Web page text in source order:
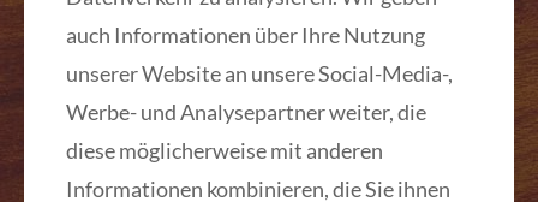
auch Informationen über Ihre Nutzung
unserer Website an unsere Social-Media-,
Werbe- und Analysepartner weiter, die
diese möglicherweise mit anderen
Informationen kombinieren, die Sie ihnen